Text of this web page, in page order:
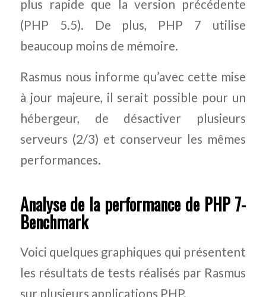
plus rapide que la version précédente
(PHP 5.5). De plus, PHP 7 utilise
beaucoup moins de mémoire.
Rasmus nous informe qu’avec cette mise
à jour majeure, il serait possible pour un
hébergeur, de désactiver plusieurs
serveurs (2/3) et conserveur les mêmes
performances.
Analyse de la performance de PHP 7-
Benchmark
Voici quelques graphiques qui présentent
les résultats de tests réalisés par Rasmus
sur plusieurs applications PHP.